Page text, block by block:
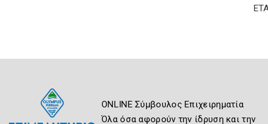
ONLINE Σύμβουλος Επιχειρηματία
Όλα όσα αφορούν την ίδρυση και την